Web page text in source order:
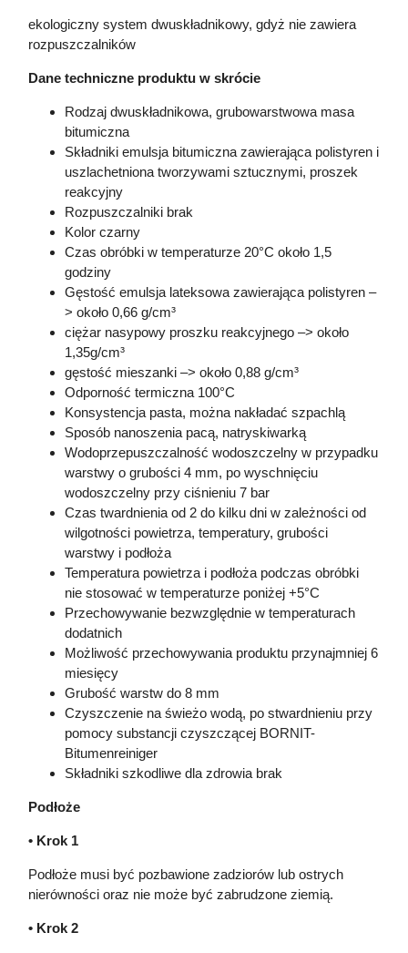
ekologiczny system dwuskładnikowy, gdyż nie zawiera
rozpuszczalników
Dane techniczne produktu w skrócie
Rodzaj dwuskładnikowa, grubowarstwowa masa
bitumiczna
Składniki emulsja bitumiczna zawierająca polistyren i
uszlachetniona tworzywami sztucznymi, proszek
reakcyjny
Rozpuszczalniki brak
Kolor czarny
Czas obróbki w temperaturze 20°C około 1,5
godziny
Gęstość emulsja lateksowa zawierająca polistyren –
> około 0,66 g/cm³
ciężar nasypowy proszku reakcyjnego –> około
1,35g/cm³
gęstość mieszanki –> około 0,88 g/cm³
Odporność termiczna 100°C
Konsystencja pasta, można nakładać szpachlą
Sposób nanoszenia pacą, natryskiwarką
Wodoprzepuszczalność wodoszczelny w przypadku
warstwy o grubości 4 mm, po wyschnięciu
wodoszczelny przy ciśnieniu 7 bar
Czas twardnienia od 2 do kilku dni w zależności od
wilgotności powietrza, temperatury, grubości
warstwy i podłoża
Temperatura powietrza i podłoża podczas obróbki
nie stosować w temperaturze poniżej +5°C
Przechowywanie bezwzględnie w temperaturach
dodatnich
Możliwość przechowywania produktu przynajmniej 6
miesięcy
Grubość warstw do 8 mm
Czyszczenie na świeżo wodą, po stwardnieniu przy
pomocy substancji czyszczącej BORNIT-
Bitumenreiniger
Składniki szkodliwe dla zdrowia brak
Podłoże
• Krok 1
Podłoże musi być pozbawione zadziorów lub ostrych
nierówności oraz nie może być zabrudzone ziemią.
• Krok 2